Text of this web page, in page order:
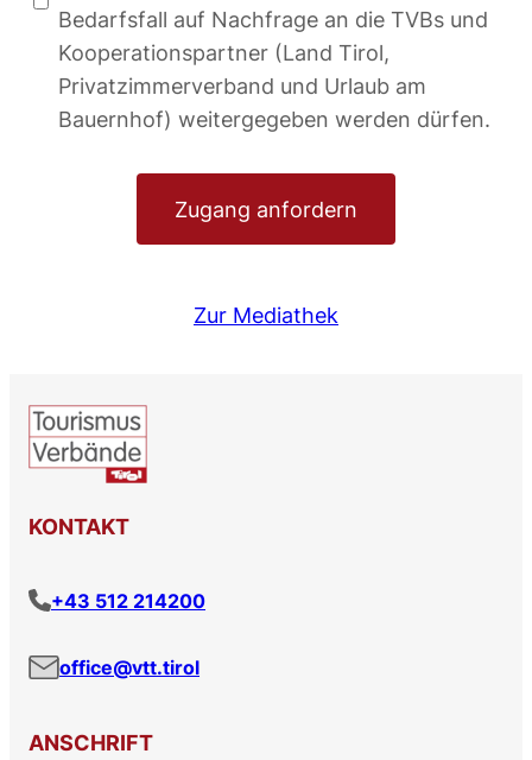
Bedarfsfall auf Nachfrage an die TVBs und
Kooperationspartner (Land Tirol,
Privatzimmerverband und Urlaub am
Bauernhof) weitergegeben werden dürfen.
Zugang anfordern
Zur Mediathek
KONTAKT
+43 512 214200
office@vtt.tirol
ANSCHRIFT